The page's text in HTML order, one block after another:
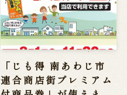
「じも得 南あわじ市
連合商店街プレミアム